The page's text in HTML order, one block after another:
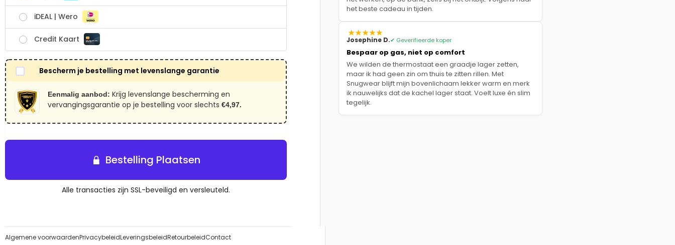
iDEAL | Wero
Credit Kaart
Bescherm je bestelling met levenslange garantie
Eenmalig aanbod: Krijg levenslange bescherming en
vervangingsgarantie op je bestelling voor slechts €4,97.
Bestelling Plaatsen
Alle transacties zijn SSL-beveiligd en versleuteld.
het beste cadeau in tijden.
Josephine D.✔ Geverifieerde koper
Bespaar op gas, niet op comfort
We wilden de thermostaat een graadje lager zetten,
maar ik had geen zin om thuis te zitten rillen. Met
Snugwear blijft mijn bovenlichaam lekker warm en merk
ik nauwelijks dat de kachel lager staat. Voelt luxe én slim
tegelijk.
Algemene voorwaardenPrivacybeleidLeveringsbeleidRetourbeleidContact